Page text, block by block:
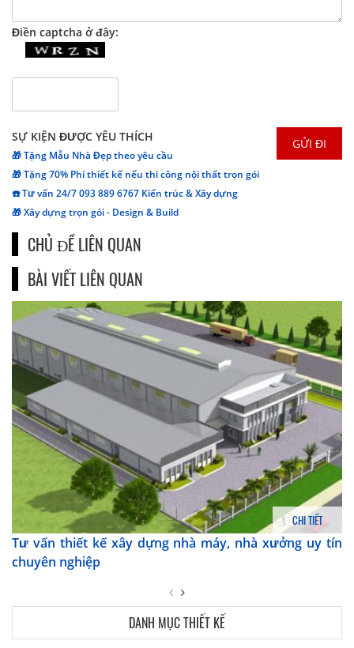
Điền captcha ở đây:
SỰ KIỆN ĐƯỢC YÊU THÍCH
🎁 Tặng Mẫu Nhà Đẹp theo yêu cầu
🎁 Tặng 70% Phí thiết kế nếu thi công nội thất trọn gói
☎️ Tư vấn 24/7 093 889 6767 Kiến trúc & Xây dựng
🎁 Xây dựng trọn gói - Design & Build
CHỦ ĐỀ LIÊN QUAN
BÀI VIẾT LIÊN QUAN
CHI TIẾT
Tư vấn thiết kế xây dựng nhà máy, nhà xưởng uy tín
chuyên nghiệp
DANH MỤC THIẾT KẾ